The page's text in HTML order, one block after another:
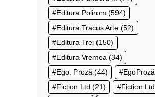
Editura Polirom (594)
Editura Tracus Arte (52)
Editura Trei (150)
Editura Vremea (34)
Ego. Proză (44) EgoProză
Fiction Ltd (21) Fiction Ltd.